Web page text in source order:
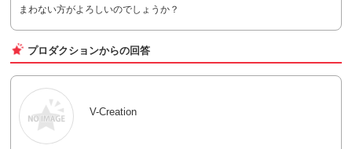
まわない方がよろしいのでしょうか？
プロダクションからの回答
V-Creation